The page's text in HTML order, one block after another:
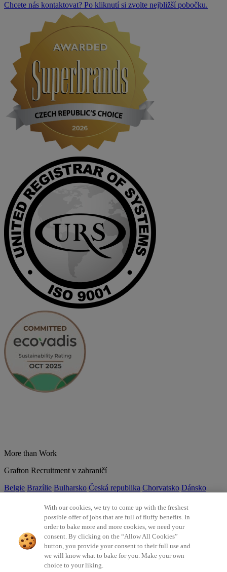
Chcete nás kontaktovat? Po kliknutí si zvolte nejbližší pobočku.
More than Work
Grafton Recruitment v zahraničí
Belgie Brazílie Bulharsko Česká republika Chorvatsko Dánsko
Německo Nizozemsko Norsko Polsko Portugalsko
Slovensko Španělsko Srbsko Švýcarsko Turecko
©2026 Všechna práva vyhrazena Grafton Recruitment
Ochrana osobních údajů Zásady používání cookies Všeobecné
Digitální přístupnost
With our cookies, we try to come up with the freshest
possible offer of jobs that are full of fluffy benefits. In
order to bake more and more cookies, we need your
consent. By clicking on the “Allow All Cookies”
button, you provide your consent to their full use and
we will know what to bake for you. Make your own
choice to your liking.